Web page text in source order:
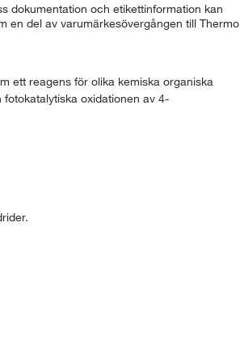
dokumentation och etikettinformation kan
en del av varumärkesövergången till Thermo
ett reagens för olika kemiska organiska
oxidationen av 4-